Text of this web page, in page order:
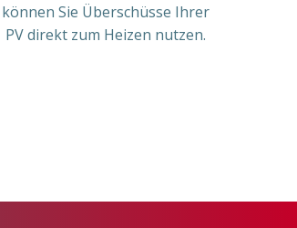
können Sie Überschüsse Ihrer
PV direkt zum Heizen nutzen.